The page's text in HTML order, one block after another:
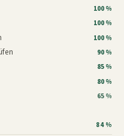
100 %
100 %
100 %
90 %
85 %
80 %
65 %
84 %